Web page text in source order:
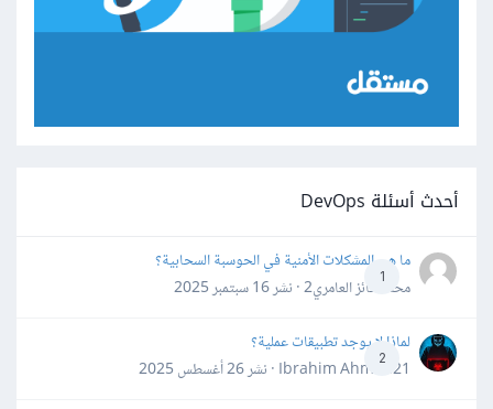
أحدث أسئلة DevOps
1
ما هي المشكلات الأمنية في الحوسبة السحابية؟
محمد فائز العامري2 · نشر
16 سبتمبر 2025
2
لماذا لا يوجد تطبيقات عملية؟
Ibrahim Ahmed21 · نشر
26 أغسطس 2025